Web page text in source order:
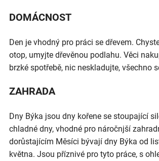
DOMÁCNOST
Den je vhodný pro práci se dřevem.
otop, umyjte dřevěnou podlahu. Věci
brzké spotřebě, nic neskladujte, všechno
ZAHRADA
Dny Býka jsou dny kořene se stoupající
chladné dny, vhodné pro náročnjší
dorůstajícím Měsíci bývají dny Býka od
května. Jsou příznivé pro tyto práce, s